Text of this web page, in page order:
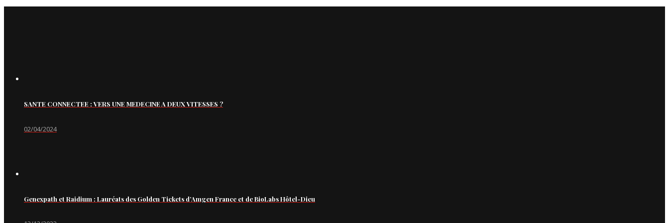
SANTE CONNECTEE : VERS UNE MEDECINE A DEUX VITESSES ?
02/04/2024
Genexpath et Raidium : Lauréats des Golden Tickets d’Amgen France et de BioLabs Hôtel-Dieu